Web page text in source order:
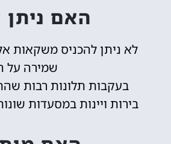
האם ניתן
לא ניתן להכניס משקאות
שמירה על
בעקבות תלונות רבות
בירות ויינות במסעדות